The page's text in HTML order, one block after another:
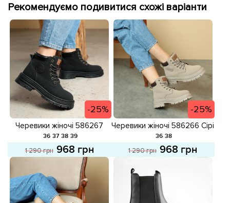
Рекомендуємо подивитися схожі варіанти
-25%
Черевики жіночі 586267
Чорні розпродаж
36 37 38 39
1 290 грн 968 грн
-25%
Черевики жіночі 586266 Сірі
розпродаж
36 38
1 290 грн 968 грн